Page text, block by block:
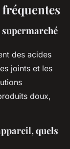
des acides
joints et les
doux,
quels